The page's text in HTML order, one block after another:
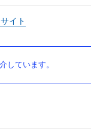
イト
しています。